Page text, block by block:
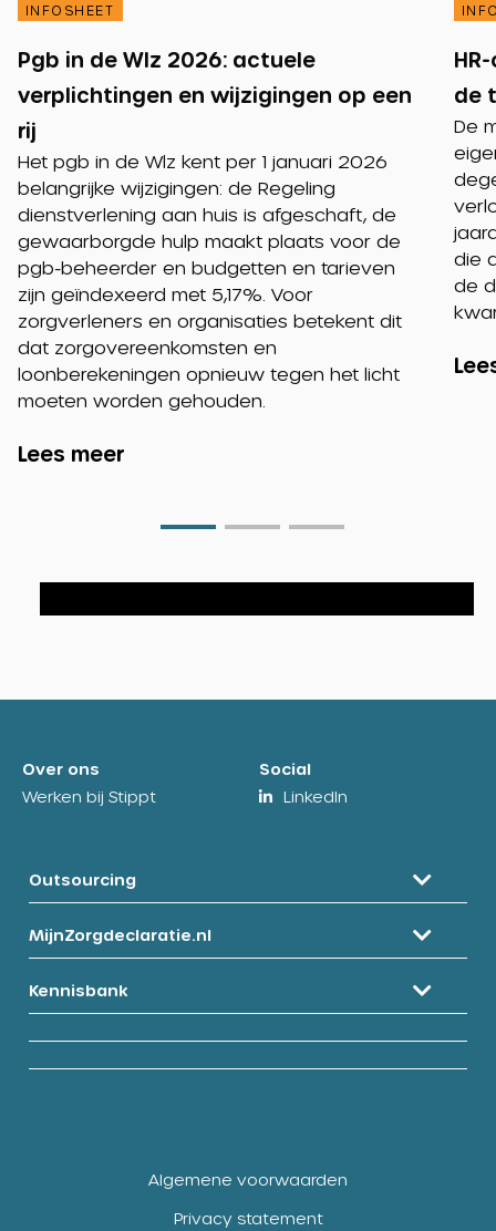
INFOSHEET
Pgb in de Wlz 2026: actuele
verplichtingen en wijzigingen op een
rij
Het pgb in de Wlz kent per 1 januari 2026
belangrijke wijzigingen: de Regeling
dienstverlening aan huis is afgeschaft, de
gewaarborgde hulp maakt plaats voor de
pgb-beheerder en budgetten en tarieven
zijn geïndexeerd met 5,17%. Voor
zorgverleners en organisaties betekent dit
dat zorgovereenkomsten en
loonberekeningen opnieuw tegen het licht
moeten worden gehouden.
Lees meer
de
De
die
de
0
1
2
Over ons
Werken bij Stippt
Social
LinkedIn
Outsourcing
MijnZorgdeclaratie.nl
Kennisbank
Algemene voorwaarden
Privacy statement